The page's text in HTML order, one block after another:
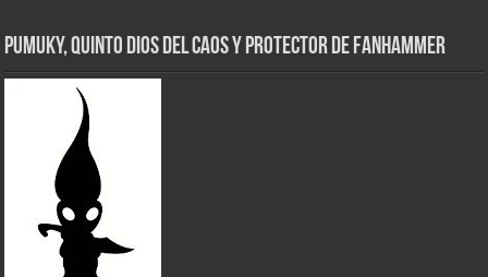
Pumuky, Quinto Dios del Caos y Protector de FanHammer